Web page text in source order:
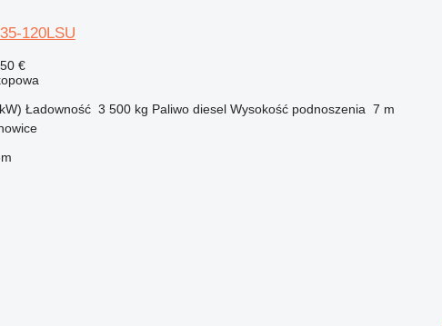
120LSU
€
Ładowność 3 500 kg Paliwo diesel Wysokość podnoszenia 7 m